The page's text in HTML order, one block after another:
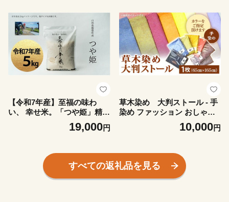
【令和7年産】至福の味わ
い、 幸せ米。「つや姫」精米
5kg - 白米 米 ごはん 品種 銘
柄 ブランド米 おすすめ 送料
19,000円
草木染め 大判ストール - 手
染め ファッション おしゃれ
贈答 プレゼント 贈り物 母の
日 おすすめ 送料無料 山形県
10,000円
すべての返礼品を見る